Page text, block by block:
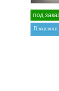
под
В корзину